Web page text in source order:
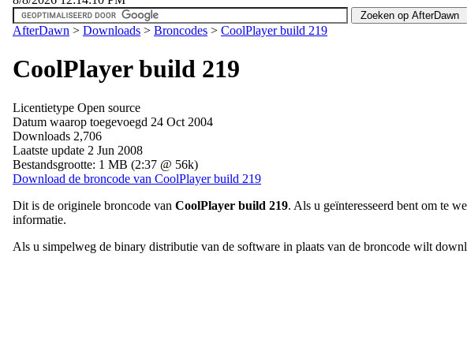
AfterDawn > Downloads > Broncodes > CoolPlayer build 219
CoolPlayer build 219
Licentietype Open source
Datum waarop toegevoegd 24 Oct 2004
Downloads 2,706
Laatste update 2 Jun 2008
Bestandsgrootte: 1 MB (2:37 @ 56k)
Download de broncode van CoolPlayer build 219
Dit is de originele broncode van CoolPlayer build 219. Als u geïnteresseerd bent om te
informatie.
Als u simpelweg de binary distributie van de software in plaats van de broncode wilt